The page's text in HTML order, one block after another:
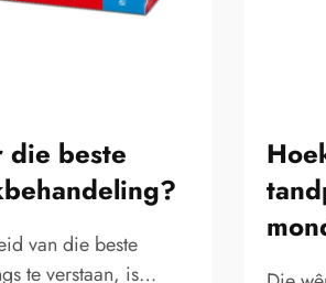
die beste
van die beste
te verstaan, is